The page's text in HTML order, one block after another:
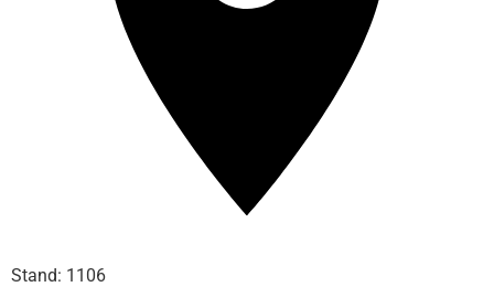
Stand: 1106